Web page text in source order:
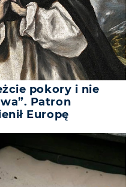
pokory i nie
Patron
Europę